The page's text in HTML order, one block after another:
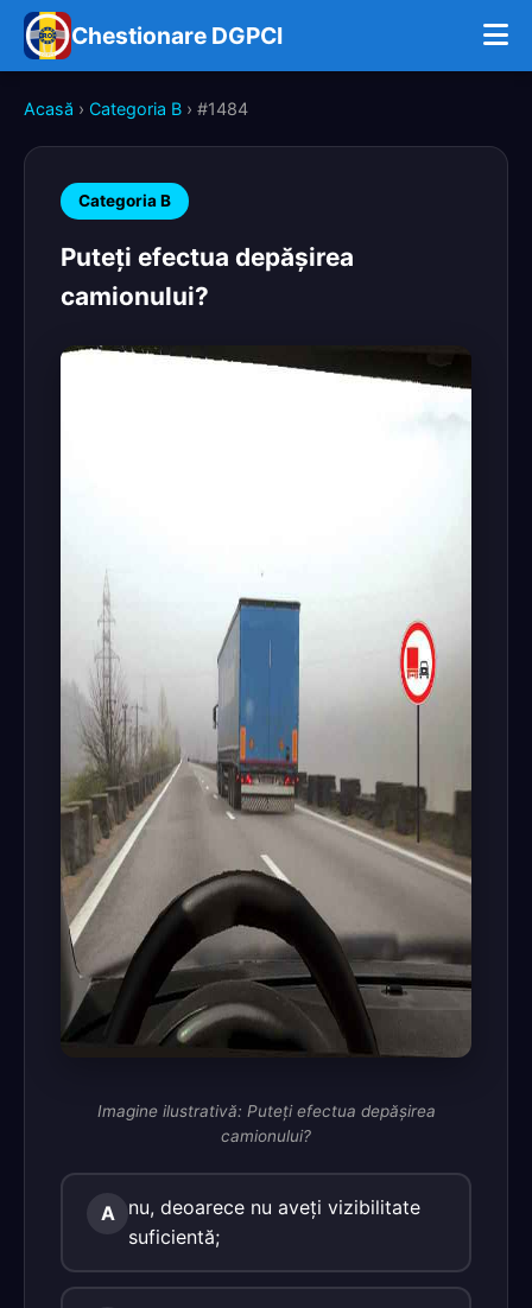
Chestionare DGPCI
Acasă › Categoria B › #1484
Categoria B
Puteţi efectua depăşirea
camionului?
Imagine ilustrativă: Puteţi efectua depăşirea
camionului?
A
nu, deoarece nu aveţi vizibilitate
suficientă;